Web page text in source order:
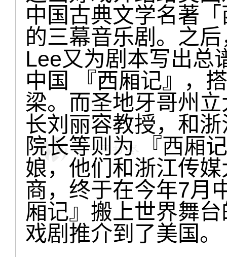
中国古典文学名著
的三幕音乐剧。之
Lee又为剧本写出总
中国 『西厢记』，
梁。而圣地牙哥州
长刘丽容教授，和
院长等则为 『西厢
娘，他们和浙江传
商，终于在今年7月
厢记』搬上世界舞
戏剧推介到了美国。